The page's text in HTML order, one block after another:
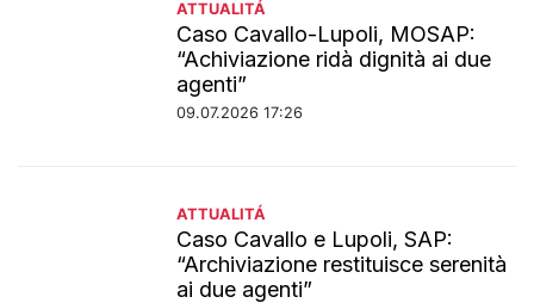
ATTUALITÁ
Caso Cavallo-Lupoli, MOSAP:
“Achiviazione ridà dignità ai due
agenti”
09.07.2026 17:26
ATTUALITÁ
Caso Cavallo e Lupoli, SAP:
“Archiviazione restituisce serenità
ai due agenti”